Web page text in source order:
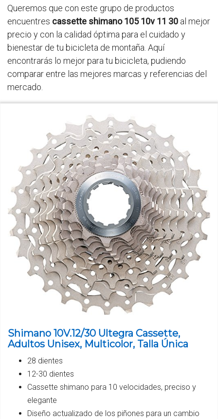
Queremos que con este grupo de productos
encuentres cassette shimano 105 10v 11 30 al mejor
precio y con la calidad óptima para el cuidado y
bienestar de tu bicicleta de montaña. Aquí
encontrarás lo mejor para tu bicicleta, pudiendo
comparar entre las mejores marcas y referencias del
mercado.
Shimano 10V.12/30 Ultegra Cassette,
Adultos Unisex, Multicolor, Talla Única
28 dientes
12-30 dientes
Cassette shimano para 10 velocidades, preciso y
elegante
Diseño actualizado de los piñones para un cambio